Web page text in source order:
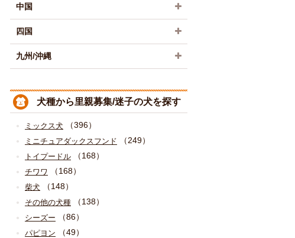
中国
四国
九州/沖縄
犬種から里親募集/迷子の犬を探す
ミックス犬 （396）
ミニチュアダックスフンド （249）
トイプードル （168）
チワワ （168）
柴犬 （148）
その他の犬種 （138）
シーズー （86）
パピヨン （49）